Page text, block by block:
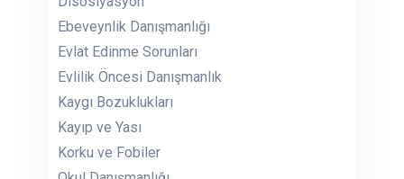
Ebeveynlik Danışmanlığı
Evlat Edinme Sorunları
Evlilik Öncesi Danışmanlık
Kaygı Bozuklukları
Kayıp ve Yası
Korku ve Fobiler